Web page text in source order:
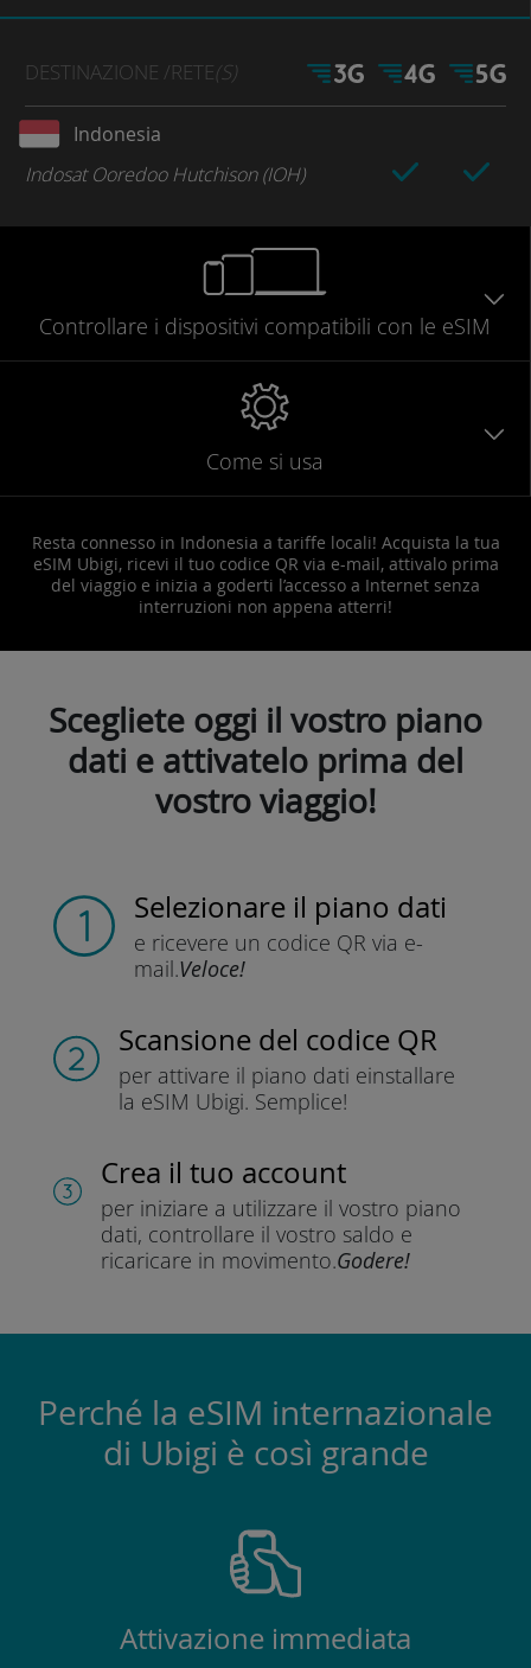
DESTINAZIONE /RETE(S)
Indonesia
Indosat Ooredoo Hutchison (IOH)
Controllare i dispositivi compatibili con le eSIM
Come si usa
Resta connesso in Indonesia a tariffe locali! Acquista la tua
eSIM Ubigi, ricevi il tuo codice QR via e-mail, attivalo prima
del viaggio e inizia a goderti l’accesso a Internet senza
interruzioni non appena atterri!
Scegliete oggi il vostro piano
dati e attivatelo prima del
vostro viaggio!
Selezionare il piano dati
e ricevere un codice QR via e-
mail.Veloce!
Scansione del codice QR
per attivare il piano dati einstallare
la eSIM Ubigi. Semplice!
Crea il tuo account
per iniziare a utilizzare il vostro piano
dati, controllare il vostro saldo e
ricaricare in movimento.Godere!
Perché la eSIM internazionale
di Ubigi è così grande
Attivazione immediata